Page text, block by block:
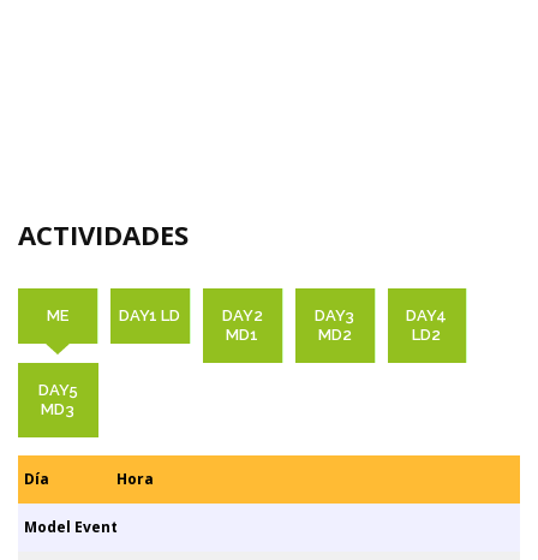
ACTIVIDADES
ME DAY1 LD
DAY2
MD1
DAY3
MD2
DAY4
LD2
DAY5
MD3
Día Hora
Model Event